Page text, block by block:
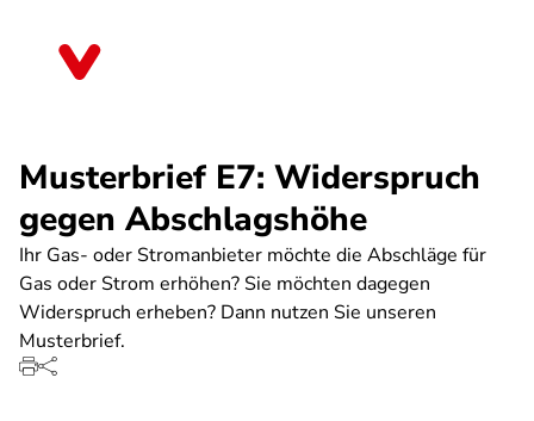
Musterbrief E7: Widerspruch
gegen Abschlagshöhe
Ihr Gas- oder Stromanbieter möchte die Abschläge für
Gas oder Strom erhöhen? Sie möchten dagegen
Widerspruch erheben? Dann nutzen Sie unseren
Musterbrief.